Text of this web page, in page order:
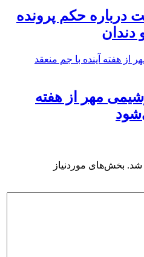
درباره حکم پرونده
دندان
مهر از هفته
شد. بخش‌های موردنیاز